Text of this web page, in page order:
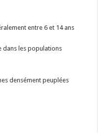
entre 6 et 14 ans
dans les populations
densément peuplées